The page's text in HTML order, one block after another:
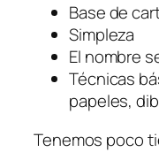
Base de
Simpleza
El nombre
Técnicas
papeles,
Tenemos poco